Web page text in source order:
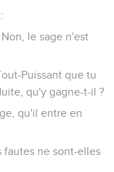
le sage n'est
Puissant que tu
qu'y gagne-t-il ?
qu'il entre en
fautes ne sont-elles